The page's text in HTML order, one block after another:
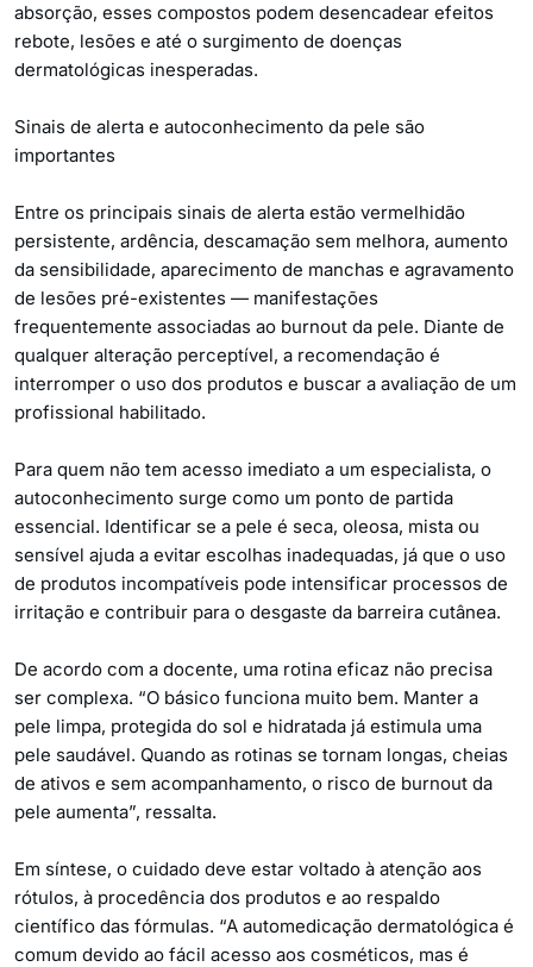
absorção, esses compostos podem desencadear efeitos
rebote, lesões e até o surgimento de doenças
dermatológicas inesperadas.
Sinais de alerta e autoconhecimento da pele são
importantes
Entre os principais sinais de alerta estão vermelhidão
persistente, ardência, descamação sem melhora, aumento
da sensibilidade, aparecimento de manchas e agravamento
de lesões pré-existentes — manifestações
frequentemente associadas ao burnout da pele. Diante de
qualquer alteração perceptível, a recomendação é
interromper o uso dos produtos e buscar a avaliação de um
profissional habilitado.
Para quem não tem acesso imediato a um especialista, o
autoconhecimento surge como um ponto de partida
essencial. Identificar se a pele é seca, oleosa, mista ou
sensível ajuda a evitar escolhas inadequadas, já que o uso
de produtos incompatíveis pode intensificar processos de
irritação e contribuir para o desgaste da barreira cutânea.
De acordo com a docente, uma rotina eficaz não precisa
ser complexa. “O básico funciona muito bem. Manter a
pele limpa, protegida do sol e hidratada já estimula uma
pele saudável. Quando as rotinas se tornam longas, cheias
de ativos e sem acompanhamento, o risco de burnout da
pele aumenta”, ressalta.
Em síntese, o cuidado deve estar voltado à atenção aos
rótulos, à procedência dos produtos e ao respaldo
científico das fórmulas. “A automedicação dermatológica é
comum devido ao fácil acesso aos cosméticos, mas é